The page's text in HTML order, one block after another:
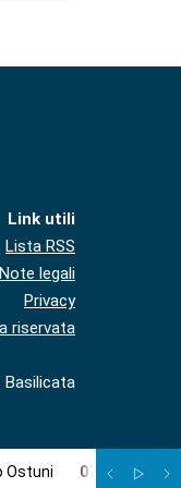
Link utili
Lista RSS
Note legali
Privacy
riservata
Basilicata
Ostuni 07 08 Più